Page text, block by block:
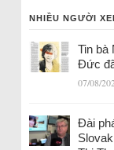
NHIỀU NGƯỜI
Tin bà
Đức
07/08/
Đài